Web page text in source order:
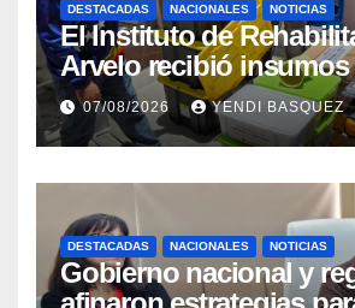
DESTACADAS NACIONALES NOTICIAS
El Instituto de
Arvelo recibió insumos
herramientas para la
personas con
07/08/2026 YENDI BASQUEZ
DESTACADAS NACIONALES NOTICIAS
Gobierno nacional y